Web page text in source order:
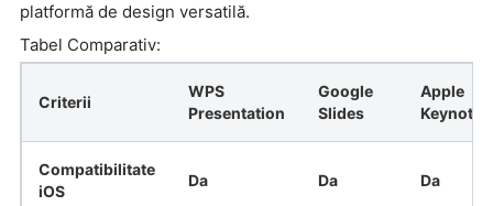
platformă de design versatilă.
Tabel Comparativ:
Criterii
WPS
Presentation
Google
Slides
Apple
Keynote
Compatibilitate
iOS
Da Da Da